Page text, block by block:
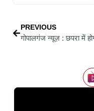
PREVIOUS